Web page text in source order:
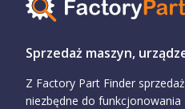
Sprzedaż maszyn,
Z Factory Part Finder
niezbędne do